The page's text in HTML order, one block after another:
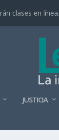
clases en
JUSTICIA